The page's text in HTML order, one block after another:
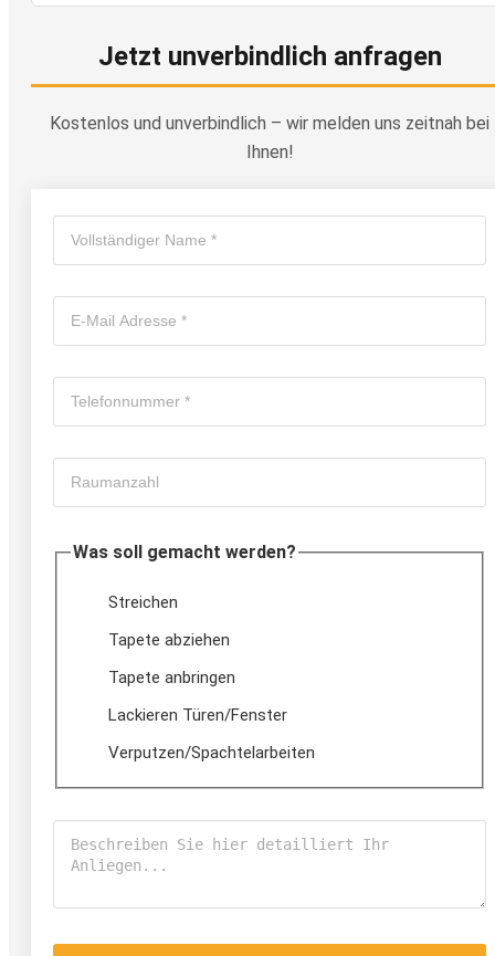
Jetzt unverbindlich anfragen
Kostenlos und unverbindlich – wir melden uns zeitnah bei
Ihnen!
Was soll gemacht werden?
Streichen
Tapete abziehen
Tapete anbringen
Lackieren Türen/Fenster
Verputzen/Spachtelarbeiten